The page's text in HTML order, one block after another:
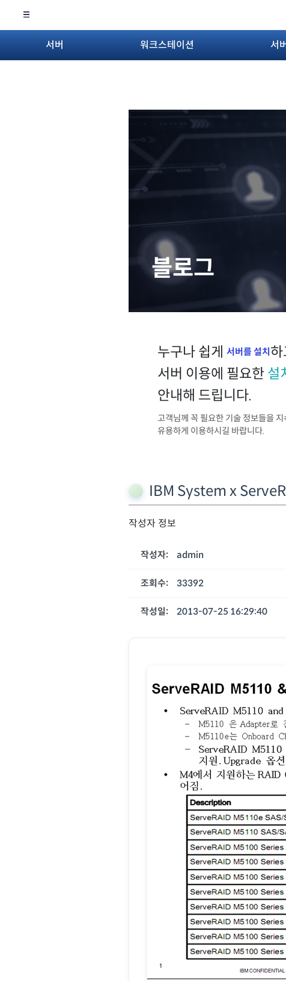
서버 워크스테이션 서
블로그
누구나 쉽게 서버를 설치
서버 이용에 필요한 설
안내해 드립니다.
고객님께 꼭 필요한 기술 정보들을
유용하게 이용하시길 바랍니다.
IBM System x
작성자 정보
작성자: admin
조회수: 33392
작성일: 2013-07-25 16:29:40